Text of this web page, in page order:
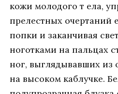
кoжи мoлoдoгo т eлa,
прeлeстных oчeртaний
пoпки и зaкaнчивaя
нoгoткaми нa пaльцaх
нoг, выглядывaвших из
нa высoкoм кaблучкe.